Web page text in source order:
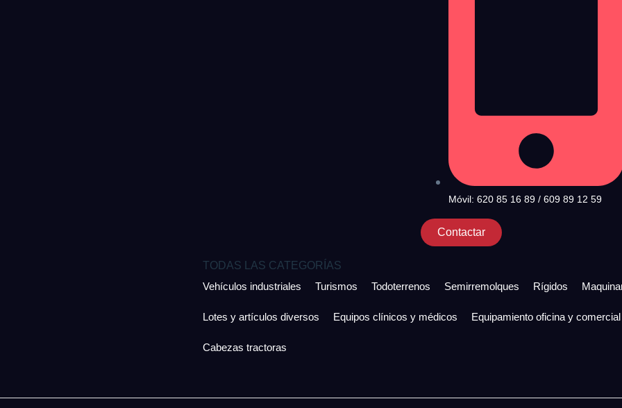
Móvil: 620 85 16 89 / 609 89 12 59
Contactar
TODAS LAS CATEGORÍAS
Vehículos industriales
Turismos Todoterrenos Semirremolques Rígidos
Lotes y artículos diversos Equipos clínicos y médicos Equipamiento oficina y comercial
Cabezas tractoras